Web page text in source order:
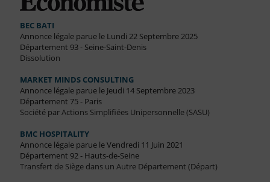
BEC BATI
Annonce légale parue le Lundi 22 Septembre 2025
Département 93 - Seine-Saint-Denis
Dissolution
MARKET MINDS CONSULTING
Annonce légale parue le Jeudi 14 Septembre 2023
Département 75 - Paris
Société par Actions Simplifiées Unipersonnelle (SASU)
BMC HOSPITALITY
Annonce légale parue le Vendredi 11 Juin 2021
Département 92 - Hauts-de-Seine
Transfert de Siège dans un Autre Département (Départ)